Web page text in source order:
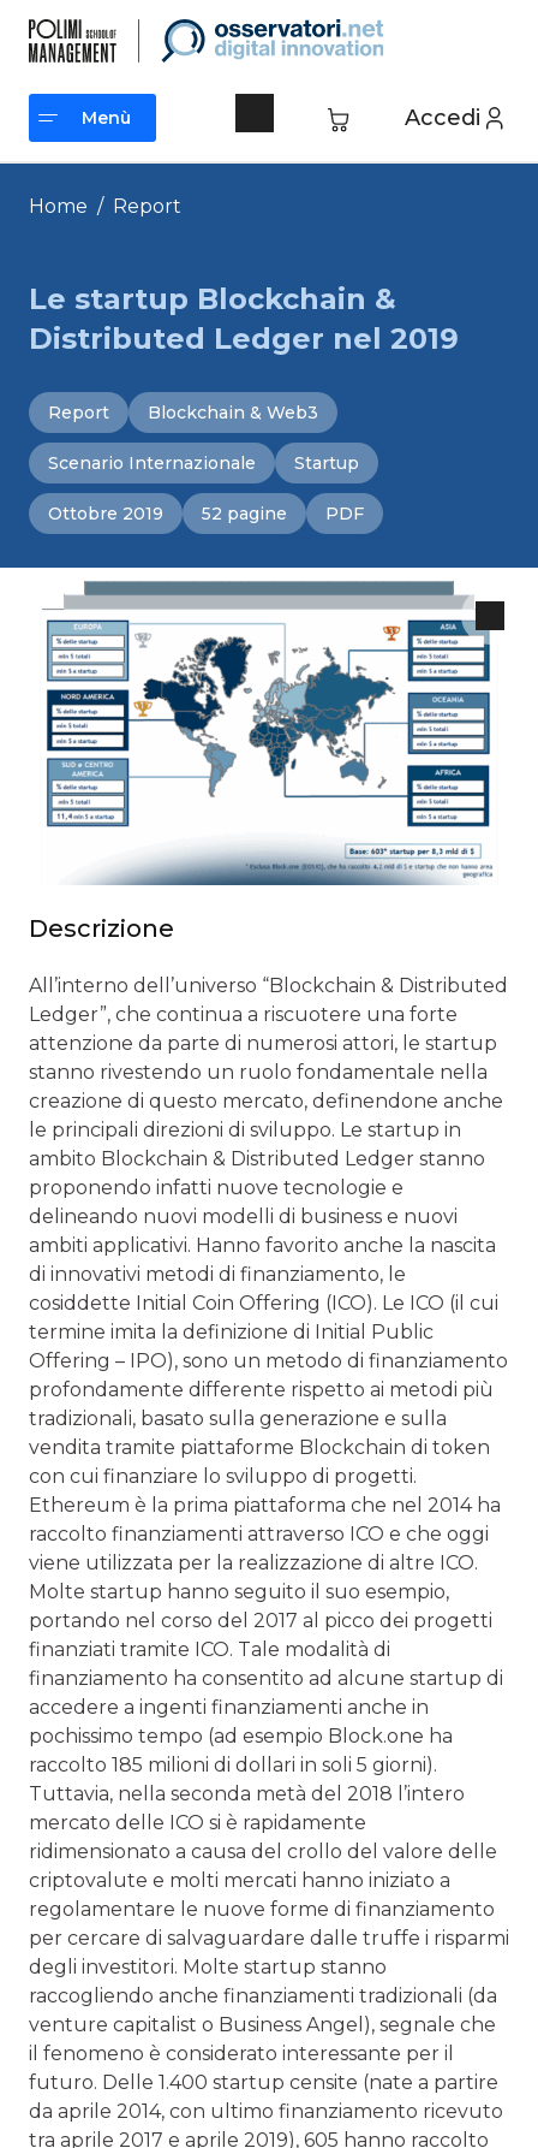
contenuto
Accedi
Menù
Menù
Home / Report
Le startup Blockchain &
Distributed Ledger nel 2019
Report Blockchain & Web3
Scenario Internazionale Startup
Ottobre 2019 52 pagine PDF
Descrizione
All’interno dell’universo “Blockchain & Distributed
Ledger”, che continua a riscuotere una forte
attenzione da parte di numerosi attori, le startup
stanno rivestendo un ruolo fondamentale nella
creazione di questo mercato, definendone anche
le principali direzioni di sviluppo. Le startup in
ambito Blockchain & Distributed Ledger stanno
proponendo infatti nuove tecnologie e
delineando nuovi modelli di business e nuovi
ambiti applicativi. Hanno favorito anche la nascita
di innovativi metodi di finanziamento, le
cosiddette Initial Coin Offering (ICO). Le ICO (il cui
termine imita la definizione di Initial Public
Offering – IPO), sono un metodo di finanziamento
profondamente differente rispetto ai metodi più
tradizionali, basato sulla generazione e sulla
vendita tramite piattaforme Blockchain di token
con cui finanziare lo sviluppo di progetti.
Ethereum è la prima piattaforma che nel 2014 ha
raccolto finanziamenti attraverso ICO e che oggi
viene utilizzata per la realizzazione di altre ICO.
Molte startup hanno seguito il suo esempio,
portando nel corso del 2017 al picco dei progetti
finanziati tramite ICO. Tale modalità di
finanziamento ha consentito ad alcune startup di
accedere a ingenti finanziamenti anche in
pochissimo tempo (ad esempio Block.one ha
raccolto 185 milioni di dollari in soli 5 giorni).
Tuttavia, nella seconda metà del 2018 l’intero
mercato delle ICO si è rapidamente
ridimensionato a causa del crollo del valore delle
criptovalute e molti mercati hanno iniziato a
regolamentare le nuove forme di finanziamento
per cercare di salvaguardare dalle truffe i risparmi
degli investitori. Molte startup stanno
raccogliendo anche finanziamenti tradizionali (da
venture capitalist o Business Angel), segnale che
il fenomeno è considerato interessante per il
futuro. Delle 1.400 startup censite (nate a partire
da aprile 2014, con ultimo finanziamento ricevuto
tra aprile 2017 e aprile 2019), 605 hanno raccolto